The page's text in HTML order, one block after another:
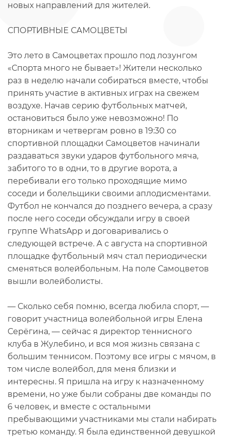
новых направлений для жителей.
СПОРТИВНЫЕ САМОЦВЕТЫ
Это лето в Самоцветах прошло под лозунгом
«Спорта много не бывает»! Жители несколько
раз в неделю начали собираться вместе, чтобы
принять участие в активных играх на свежем
воздухе. Начав серию футбольных матчей,
остановиться было уже невозможно! По
вторникам и четвергам ровно в 19:30 со
спортивной площадки Самоцветов начинали
раздаваться звуки ударов футбольного мяча,
забитого то в одни, то в другие ворота, а
перебивали его только проходящие мимо
соседи и болельщики своими аплодисментами.
Футбол не кончался до позднего вечера, а сразу
после него соседи обсуждали игру в своей
группе WhatsApp и договаривались о
следующей встрече. А с августа на спортивной
площадке футбольный мяч стал периодически
сменяться волейбольным. На поле Самоцветов
вышли волейболисты.
— Сколько себя помню, всегда любила спорт, —
говорит участница волейбольной игры Елена
Серёгина, — сейчас я директор теннисного
клуба в Жулебино, и вся моя жизнь связана с
большим теннисом. Поэтому все игры с мячом, в
том числе волейбол, для меня близки и
интересны. Я пришла на игру к назначенному
времени, но уже были собраны две команды по
6 человек, и вместе с остальными
пребывающими участниками мы стали набирать
третью команду. Я была единственной девушкой